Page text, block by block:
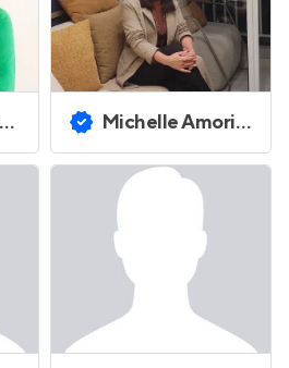
Michelle Amorim dos Santos